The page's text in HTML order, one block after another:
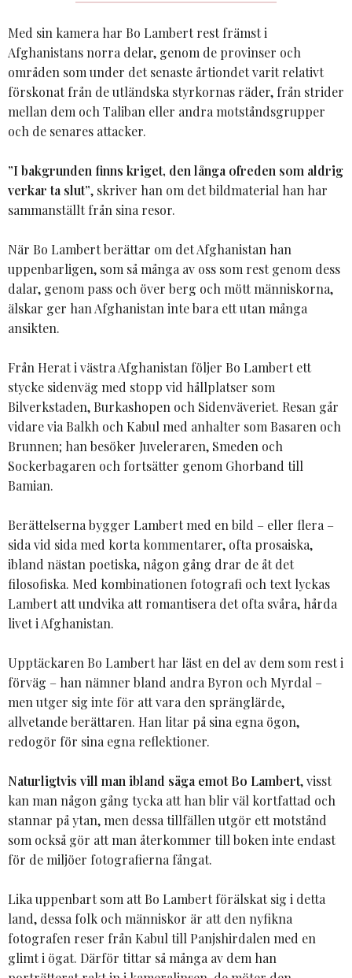
Med sin kamera har Bo Lambert rest främst i
Afghanistans norra delar, genom de provinser och
områden som under det senaste årtiondet varit relativt
förskonat från de utländska styrkornas räder, från strider
mellan dem och Taliban eller andra motståndsgrupper
och de senares attacker.
”I bakgrunden finns kriget, den långa ofreden som aldrig
verkar ta slut”, skriver han om det bildmaterial han har
sammanställt från sina resor.
När Bo Lambert berättar om det Afghanistan han
uppenbarligen, som så många av oss som rest genom dess
dalar, genom pass och över berg och mött människorna,
älskar ger han Afghanistan inte bara ett utan många
ansikten.
Från Herat i västra Afghanistan följer Bo Lambert ett
stycke sidenväg med stopp vid hållplatser som
Bilverkstaden, Burkashopen och Sidenväveriet. Resan går
vidare via Balkh och Kabul med anhalter som Basaren och
Brunnen; han besöker Juveleraren, Smeden och
Sockerbagaren och fortsätter genom Ghorband till
Bamian.
Berättelserna bygger Lambert med en bild – eller flera –
sida vid sida med korta kommentarer, ofta prosaiska,
ibland nästan poetiska, någon gång drar de åt det
filosofiska. Med kombinationen fotografi och text lyckas
Lambert att undvika att romantisera det ofta svåra, hårda
livet i Afghanistan.
Upptäckaren Bo Lambert har läst en del av dem som rest i
förväg – han nämner bland andra Byron och Myrdal –
men utger sig inte för att vara den spränglärde,
allvetande berättaren. Han litar på sina egna ögon,
redogör för sina egna reflektioner.
Naturligtvis vill man ibland säga emot Bo Lambert, visst
kan man någon gång tycka att han blir väl kortfattad och
stannar på ytan, men dessa tillfällen utgör ett motstånd
som också gör att man återkommer till boken inte endast
för de miljöer fotografierna fångat.
Lika uppenbart som att Bo Lambert förälskat sig i detta
land, dessa folk och människor är att den nyfikna
fotografen reser från Kabul till Panjshirdalen med en
glimt i ögat. Därför tittar så många av dem han